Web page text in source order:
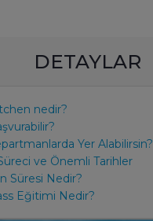
DETAYLAR
nedir?
Yer Alabilirsin?
ve Önemli Tarihler
Süresi Nedir?
Eğitimi Nedir?